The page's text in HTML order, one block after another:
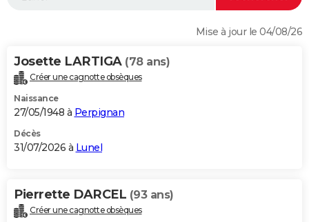
Alimentation
Guide de la santé
Maladies
Médicaments
Sommeil
VOYAGE
Destinations
City break
Voyage nature
Voyage de noces
Forum
Climat
+PHOTO
GUIDES D'ACHAT
CARTE DE VOEUX
Carte de Noël
Carte Bonne année
Carte Saint-Valentin
Carte Pâques
Carte d'anniversaire
DICTIONNAIRE
Mise à jour le 04/08/26
Josette LARTIGA (78 ans)
Créer une cagnotte obsèques
Naissance
27/05/1948 à Perpignan
Décès
31/07/2026 à Lunel
Pierrette DARCEL (93 ans)
Créer une cagnotte obsèques